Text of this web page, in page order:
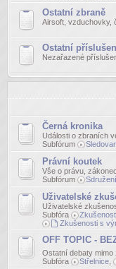
Ostatní zbraně
Airsoft, vzduchovky,
Ostatní
Nezařazené
Černá kronika
Události o zbraních
Subfórum
Právní koutek
Vše o právu,
Subfórum
Uživatelské
Uživatelské
Subfóra
Zkušenosti s
OFF TOPIC -
Ostatní debaty
Subfóra
Střelnice